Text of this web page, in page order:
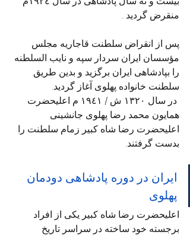
منقرض گردید .
پس از انقراض سلطنت قاجاریه مجلس
مؤسسان ایران سردار سپه و نایب السلطنه
را بپادشاهی ایران برگزید و بدین طریق
سلطنت خانواده پهلوی آغاز گردید.
در سال ۱۳۲۰ ش / ١٩٤١ م اعلیحضرت
همایون محمد رضا پهلوی جانشینی
اعلیحضرت رضا شاه کبیر زمام سلطنت را
بدست گرفتند.
ایران در دوره پادشاهی دودمان
پهلوی
اعلیحضرت رضا شاه کبیر یکی از افراد
برجسته خود ساخته در سراسر تاریخ